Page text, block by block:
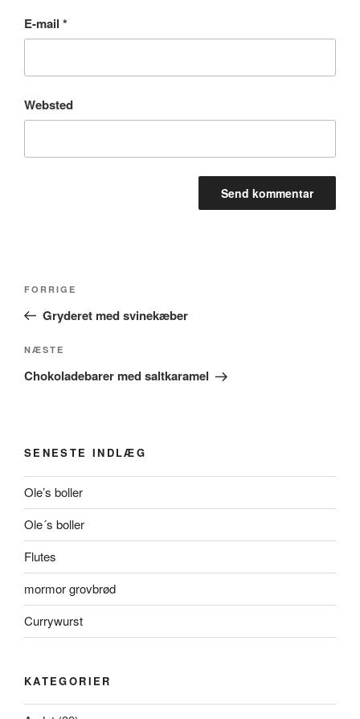
E-mail *
Websted
Forrige
indlæg
FORRIGE
Gryderet med svinekæber
Næste
indlæg
NÆSTE
Chokoladebarer med saltkaramel
SENESTE INDLÆG
Ole’s boller
Ole´s boller
Flutes
mormor grovbrød
Currywurst
KATEGORIER